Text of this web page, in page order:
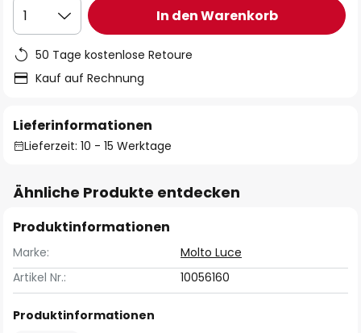
1 In den Warenkorb
50 Tage kostenlose Retoure
Kauf auf Rechnung
Lieferinformationen
Lieferzeit: 10 - 15 Werktage
Ähnliche Produkte entdecken
Produktinformationen
Marke:
Molto Luce
Artikel Nr.:
10056160
Produktinformationen